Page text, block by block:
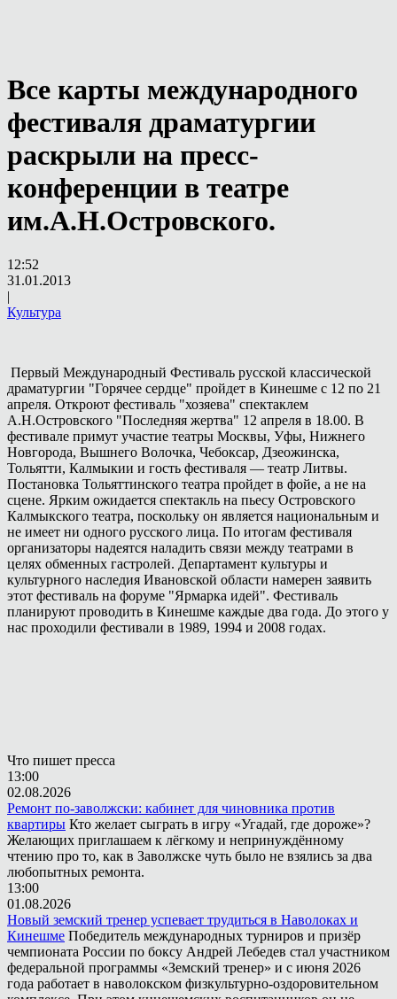
Все карты международного
фестиваля драматургии
раскрыли на пресс-
конференции в театре
им.А.Н.Островского.
12:52
31.01.2013
|
Культура
Первый Международный Фестиваль русской классической
драматургии "Горячее сердце" пройдет в Кинешме с 12 по 21
апреля. Откроют фестиваль "хозяева" спектаклем
А.Н.Островского "Последняя жертва" 12 апреля в 18.00. В
фестивале примут участие театры Москвы, Уфы, Нижнего
Новгорода, Вышнего Волочка, Чебоксар, Дзеожинска,
Тольятти, Калмыкии и гость фестиваля — театр Литвы.
Постановка Тольяттинского театра пройдет в фойе, а не на
сцене. Ярким ожидается спектакль на пьесу Островского
Калмыкского театра, поскольку он является национальным и
не имеет ни одного русского лица. По итогам фестиваля
организаторы надеятся наладить связи между театрами в
целях обменных гастролей. Департамент культуры и
культурного наследия Ивановской области намерен заявить
этот фестиваль на форуме "Ярмарка идей". Фестиваль
планируют проводить в Кинешме каждые два года. До этого у
нас проходили фестивали в 1989, 1994 и 2008 годах.
Что пишет пресса
13:00
02.08.2026
Ремонт по-заволжски: кабинет для чиновника против
квартиры Кто желает сыграть в игру «Угадай, где дороже»?
Желающих приглашаем к лёгкому и непринуждённому
чтению про то, как в Заволжске чуть было не взялись за два
любопытных ремонта.
13:00
01.08.2026
Новый земский тренер успевает трудиться в Наволоках и
Кинешме Победитель международных турниров и призёр
чемпионата России по боксу Андрей Лебедев стал участником
федеральной программы «Земский тренер» и с июня 2026
года работает в наволокском физкультурно-оздоровительном